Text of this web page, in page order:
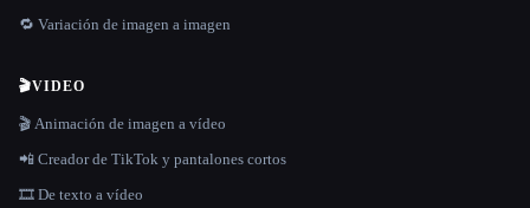
🔁 Variación de imagen a imagen
🎬VIDEO
🎬 Animación de imagen a vídeo
📲 Creador de TikTok y pantalones cortos
🎞️ De texto a vídeo